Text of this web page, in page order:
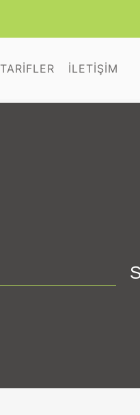
TARİFLER İLETİŞİM